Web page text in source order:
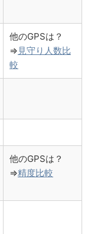
他のGPSは？
⇒ 見守り人数比
較
他のGPSは？
⇒精度比較